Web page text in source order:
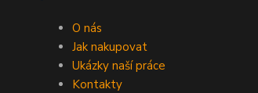
O nás
Jak nakupovat
Ukázky naší práce
Kontakty